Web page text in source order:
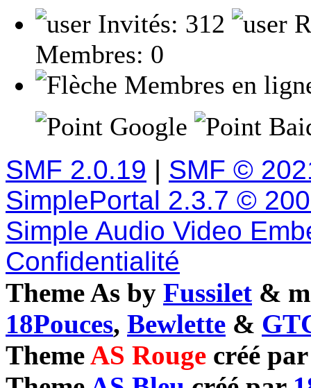
Invités: 312
Membres: 0
Membres en
Google
SMF 2.0.19 | SMF ©
SimplePortal 2.3.7 ©
Simple Audio Video
Confidentialité
Theme As by Fussilet &
18Pouces, Bewlette &
ThemeAS Rouge créé